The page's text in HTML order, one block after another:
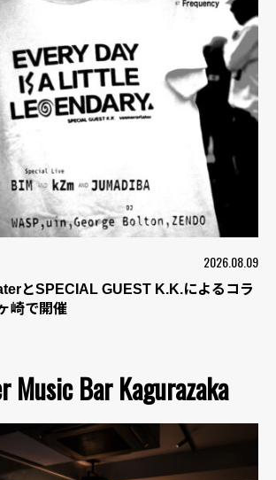
2026.08.09
とSPECIAL GUEST K.K.によるコラ
崎で開催
Music Bar Kagurazaka